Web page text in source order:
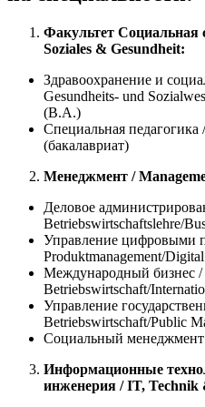
Факультет Социальная
Soziales & Gesundheit:
Здравоохранение и
Gesundheits- und
(B.A.)
Специальная
(бакалавриат)
Менеджмент /
Деловое
Betriebswirtschaftslehre/
Управление цифровыми
Produktmanagement/
Международный бизнес /
Betriebswirtschaft/
Управление
Betriebswirtschaft/Public
Социальный менеджмент
Информационные
инженерия / IT, Technik